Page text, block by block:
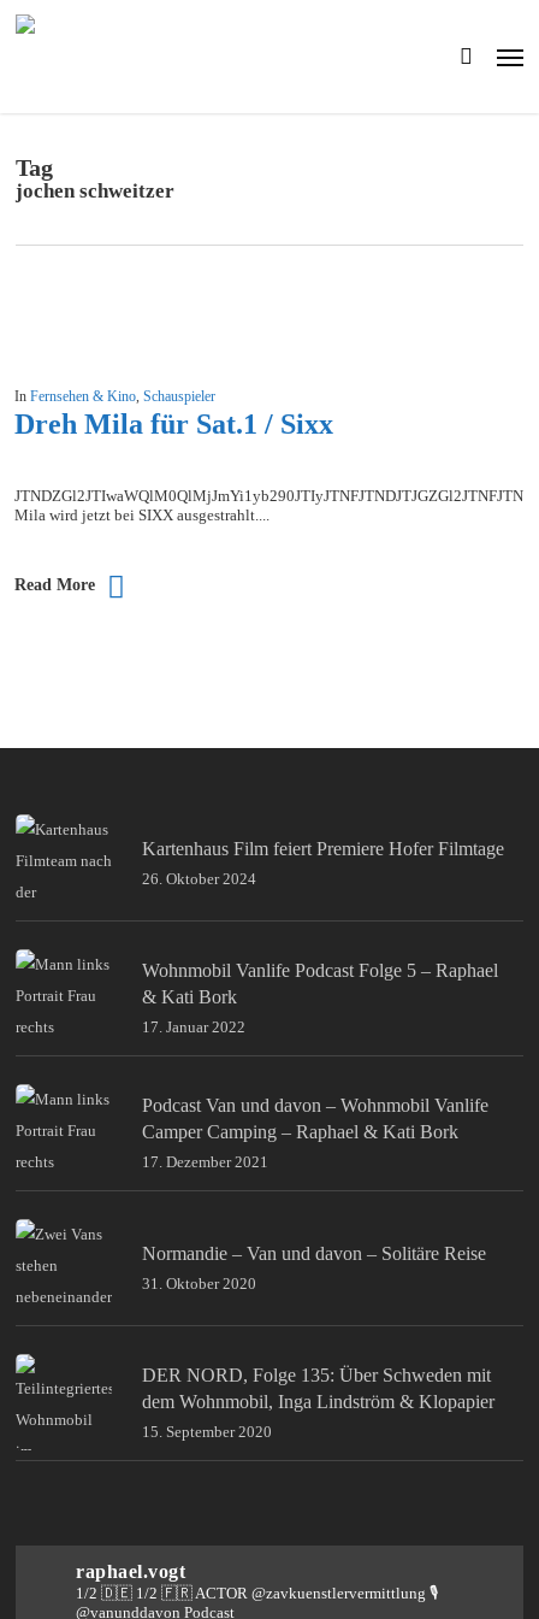
search
Tag
jochen schweitzer
InFernsehen & Kino,Schauspieler
Dreh Mila für Sat.1 / Sixx
Mila wird jetzt bei SIXX ausgestrahlt....
Read More
Kartenhaus Film feiert Premiere Hofer Filmtage
26. Oktober 2024
Wohnmobil Vanlife Podcast Folge 5 – Raphael
& Kati Bork
17. Januar 2022
Podcast Van und davon – Wohnmobil Vanlife
Camper Camping – Raphael & Kati Bork
17. Dezember 2021
Normandie – Van und davon – Solitäre Reise
31. Oktober 2020
DER NORD, Folge 135: Über Schweden mit
dem Wohnmobil, Inga Lindström & Klopapier
15. September 2020
raphael.vogt
1/2 🇩🇪 1/2 🇫🇷 ACTOR @zavkuenstlervermittlung🎙️
@vanunddavon Podcast